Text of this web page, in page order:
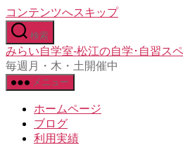
コンテンツへスキップ
検索
みらい自学室-松江の自学･自習ス
毎週月・木・土開催中
メニュー
ホームページ
ブログ
利用実績